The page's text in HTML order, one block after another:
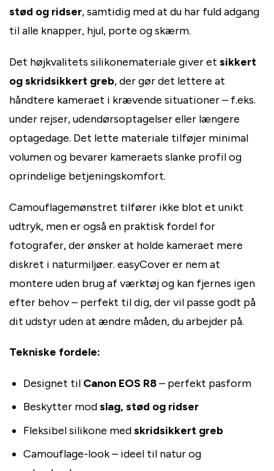
stød og ridser, samtidig med at du har fuld adgang
til alle knapper, hjul, porte og skærm.
Det højkvalitets silikonemateriale giver et sikkert
og skridsikkert greb, der gør det lettere at
håndtere kameraet i krævende situationer – f.eks.
under rejser, udendørsoptagelser eller længere
optagedage. Det lette materiale tilføjer minimal
volumen og bevarer kameraets slanke profil og
oprindelige betjeningskomfort.
Camouflagemønstret tilfører ikke blot et unikt
udtryk, men er også en praktisk fordel for
fotografer, der ønsker at holde kameraet mere
diskret i naturmiljøer. easyCover er nem at
montere uden brug af værktøj og kan fjernes igen
efter behov – perfekt til dig, der vil passe godt på
dit udstyr uden at ændre måden, du arbejder på.
Tekniske fordele:
Designet til Canon EOS R8– perfekt pasform
Beskytter modslag, stød og ridser
Fleksibel silikone medskridsikkert greb
Camouflage-look – ideel til natur og